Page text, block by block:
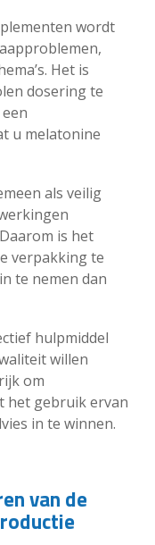
wordt
Het is
dosering te
u melatonine
als veilig
is het
verpakking te
te nemen dan
hulpmiddel
willen
om
het gebruik ervan
in te winnen.
van de